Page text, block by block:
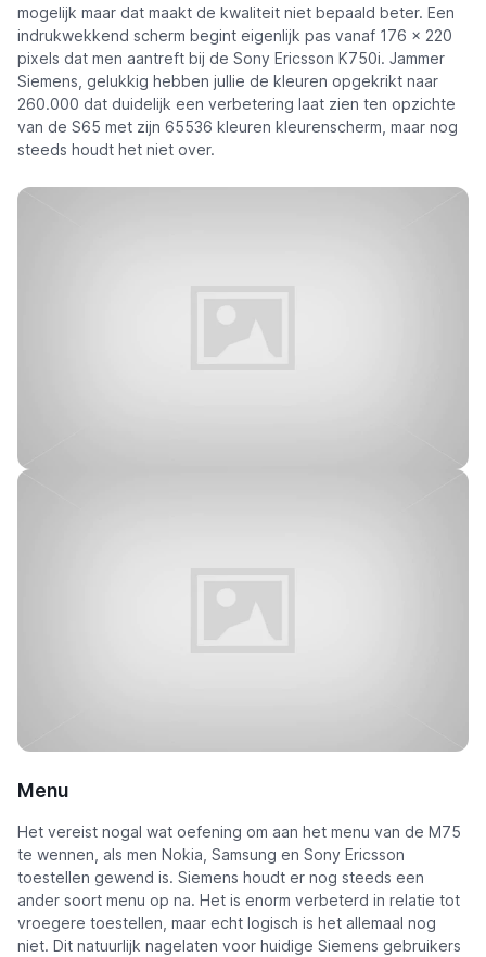
mogelijk maar dat maakt de kwaliteit niet bepaald beter. Een
indrukwekkend scherm begint eigenlijk pas vanaf 176 x 220
pixels dat men aantreft bij de Sony Ericsson K750i. Jammer
Siemens, gelukkig hebben jullie de kleuren opgekrikt naar
260.000 dat duidelijk een verbetering laat zien ten opzichte
van de S65 met zijn 65536 kleuren kleurenscherm, maar nog
steeds houdt het niet over.
Menu
Het vereist nogal wat oefening om aan het menu van de M75
te wennen, als men Nokia, Samsung en Sony Ericsson
toestellen gewend is. Siemens houdt er nog steeds een
ander soort menu op na. Het is enorm verbeterd in relatie tot
vroegere toestellen, maar echt logisch is het allemaal nog
niet. Dit natuurlijk nagelaten voor huidige Siemens gebruikers